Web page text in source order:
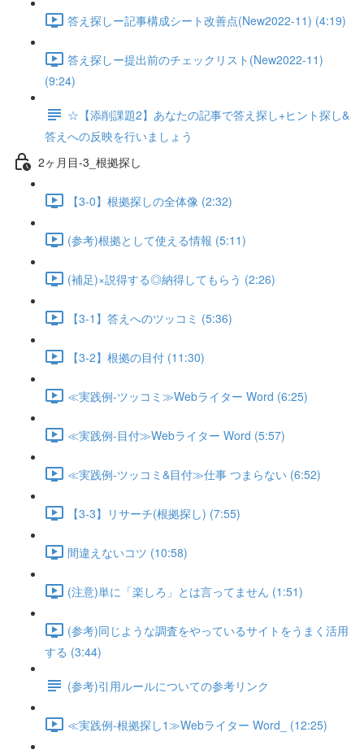
答え探しー記事構成シート改善点(New2022-11) (4:19)
答え探しー提出前のチェックリスト(New2022-11)
(9:24)
☆【添削課題2】あなたの記事で答え探し+ヒント探し&
答えへの反映を行いましょう
2ヶ月目-3_根拠探し
【3-0】根拠探しの全体像 (2:32)
(参考)根拠として使える情報 (5:11)
(補足)×説得する◎納得してもらう (2:26)
【3-1】答えへのツッコミ (5:36)
【3-2】根拠の目付 (11:30)
≪実践例-ツッコミ≫Webライター Word (6:25)
≪実践例-目付≫Webライター Word (5:57)
≪実践例-ツッコミ&目付≫仕事 つまらない (6:52)
【3-3】リサーチ(根拠探し) (7:55)
間違えないコツ (10:58)
(注意)単に「楽しろ」とは言ってません (1:51)
(参考)同じような調査をやっているサイトをうまく活用
する (3:44)
(参考)引用ルールについての参考リンク
≪実践例-根拠探し1≫Webライター Word_ (12:25)